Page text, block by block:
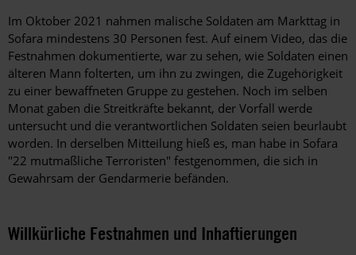
Im Oktober 2021 nahmen malische Soldaten am Markttag in
Sofara mindestens 30 Personen fest. Auf einem Video, das die
Festnahmen dokumentierte, war zu sehen, wie Soldaten einen
älteren Mann folterten, um ihn zu zwingen, die Zugehörigkeit
zu einer bewaffneten Gruppe zu gestehen. Noch im selben
Monat gaben die Streitkräfte bekannt, der Vorfall werde
untersucht und die verantwortlichen Soldaten seien beurlaubt
worden. In derselben Mitteilung hieß es, man habe in Sofara
"22 mutmaßliche Terroristen" festgenommen, die sich in
Gewahrsam der Gendarmerie befänden.
Willkürliche Festnahmen und Inhaftierungen